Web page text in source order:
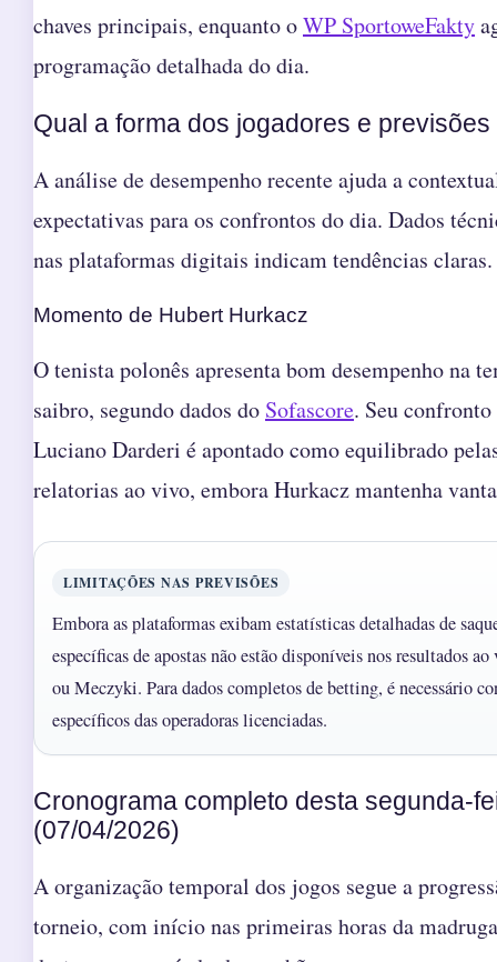
chaves principais, enquanto oWP SportoweFakty
programação detalhada do dia.
Qual a forma dos jogadores e
A análise de desempenho recente ajuda a
expectativas para os confrontos do dia. Dados
nas plataformas digitais indicam tendências claras.
Momento de Hubert Hurkacz
O tenista polonês apresenta bom desempenho na
saibro, segundo dados do Sofascore. Seu
Luciano Darderi é apontado como equilibrado
relatorias ao vivo, embora Hurkacz mantenha
LIMITAÇÕES NAS PREVISÕES
Embora as plataformas exibam estatísticas detalhadas de
específicas de apostas não estão disponíveis nos resultados
ou Meczyki. Para dados completos de betting, é necessário
específicos das operadoras licenciadas.
Cronograma completo desta segunda-
(07/04/2026)
A organização temporal dos jogos segue a
torneio, com início nas primeiras horas da